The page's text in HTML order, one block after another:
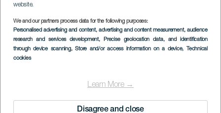
website.
We and our partners process data for the following purposes:
Personalised advertising and content, advertising and content measurement, audience
research and services development, Precise geolocation data, and identification
through device scanning, Store and/or access information on a device, Technical
cookies
Learn More →
Disagree and close